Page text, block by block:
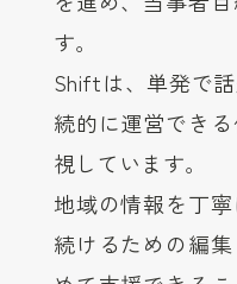
す。
Shiftは、単発で
続的に運営でき
視しています。
地域の情報を丁
続けるための編